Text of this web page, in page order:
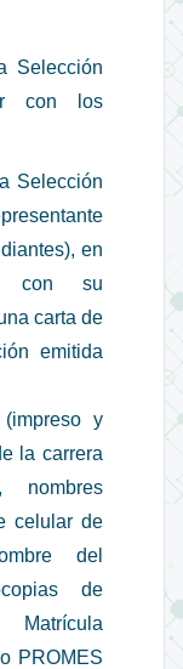
Selección
con los
Selección
en
con su
carta de
emitida
y
la carrera
celular de
del
de
PROMES